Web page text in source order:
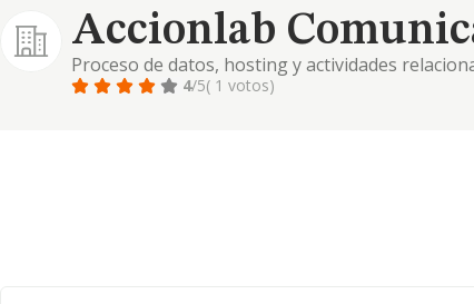
Accionlab
Proceso de datos, hosting y actividades
comunicación. actividades de las agencias de
4/5( 1 votos)